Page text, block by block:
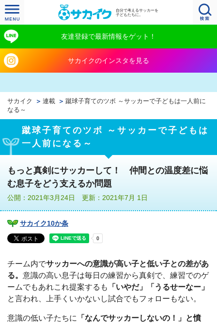
自分で考えるサッカーを
子どもたちに。
友達登録で最新情報をゲット！
サカイクのインスタを見る
サカイク 連載
蹴球子育てのツボ ～サッカーで子どもは一人前に
なる～
蹴球子育てのツボ ～サッカーで子どもは
一人前になる～
もっと真剣にサッカーして！ 仲間との温度差に悩
む息子をどう支えるか問題
公開：2021年3月24日 更新：2021年7月 1日
サカイク10か条
チーム内でサッカーへの意識が高い子と低い子との差があ
る。 意識の高い息子は毎日の練習から真剣で、練習でのゲ
ームでもあれこれ提案するも
「いやだ」「うるせーなー」
と言われ、上手くいかないし試合でもフォローもない。
意識の低い子たちに
「なんでサッカーしないの！」と憤